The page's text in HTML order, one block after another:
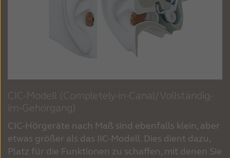
CIC-Modell (Completely-in-Canal/Vollständig-
im-Gehörgang)
CIC-Hörgeräte nach Maß sind ebenfalls klein, aber
etwas größer als das IIC-Modell. Dies dient dazu,
Platz für die Funktionen zu schaffen, mit denen Sie